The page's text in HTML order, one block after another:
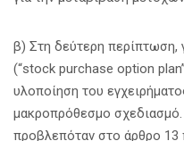
β) Στη δεύτερη περίπτωση,
(“stock purchase option
υλοποίηση του
μακροπρόθεσμο
προβλεπόταν στο άρθρο 13